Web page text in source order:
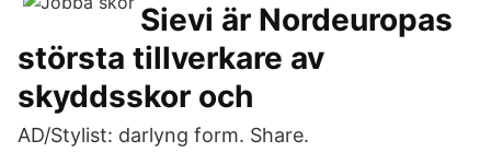
Sievi är Nordeuropas
största tillverkare av
skyddsskor och
AD/Stylist: darlyng form. Share.